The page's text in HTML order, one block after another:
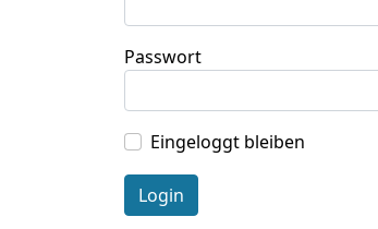
Passwort
Eingeloggt bleiben